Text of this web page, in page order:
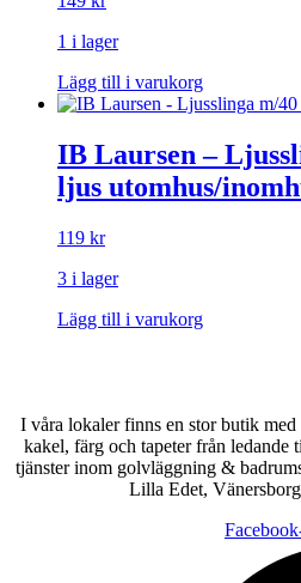
1 i lager
Lägg till i varukorg
IB Laursen –
ljus utomhus/
119 kr
3 i lager
Lägg till i varukorg
I våra lokaler finns en stor butik
kakel, färg och tapeter från ledande
tjänster inom golvläggning &
Lilla Edet,